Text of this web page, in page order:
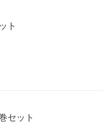
ト
セット